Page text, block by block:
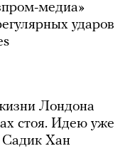
медиа»
ударов
Лондона
стоя. Идею уже
Садик Хан